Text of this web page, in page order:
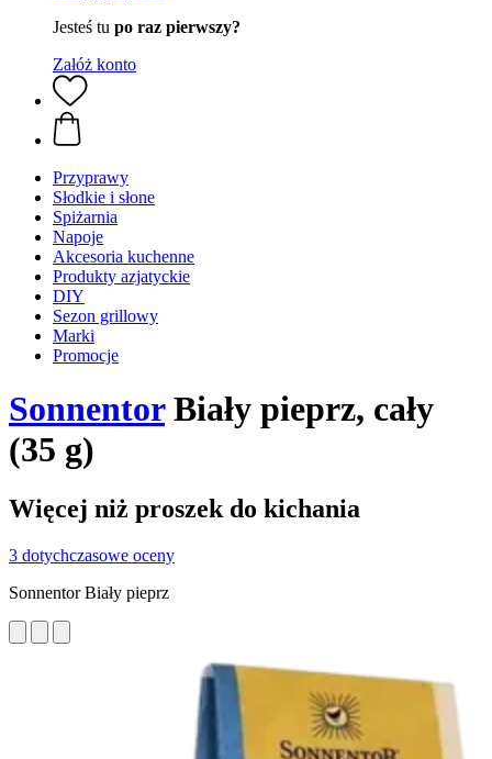
Jesteś tu po raz pierwszy?
Załóż konto
Przyprawy
Słodkie i słone
Spiżarnia
Napoje
Akcesoria kuchenne
Produkty azjatyckie
DIY
Sezon grillowy
Marki
Promocje
SonnentorBiały pieprz, cały
(35 g)
Więcej niż proszek do kichania
3 dotychczasowe oceny
Sonnentor Biały pieprz